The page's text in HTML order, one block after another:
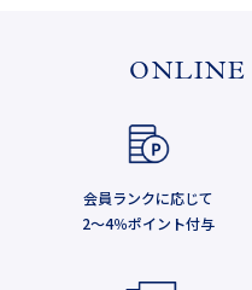
ONLINE
会員ランクに応じて
2～4％ポイント付与